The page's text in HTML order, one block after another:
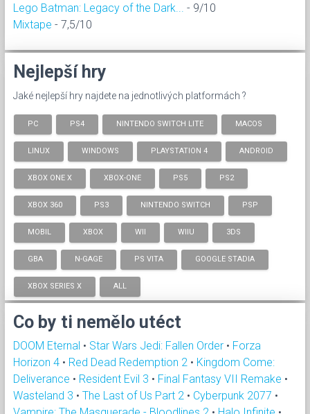
Lego Batman: Legacy of the Dark...
- 9/10
Mixtape - 7,5/10
Nejlepší hry
Jaké nejlepší hry najdete na jednotlivých platformách ?
PC PS4 NINTENDO SWITCH LITE MACOS
LINUX WINDOWS PLAYSTATION 4 ANDROID
XBOX ONE X XBOX-ONE PS5 PS2
XBOX 360 PS3 NINTENDO SWITCH PSP
MOBIL XBOX WII WIIU 3DS
GBA N-GAGE PS VITA GOOGLE STADIA
XBOX SERIES X ALL
Co by ti nemělo utéct
DOOM Eternal • Star Wars Jedi: Fallen Order • Forza
Horizon 4 • Red Dead Redemption 2 • Kingdom Come:
Deliverance • Resident Evil 3 • Final Fantasy VII Remake •
Wasteland 3 • The Last of Us Part 2 • Cyberpunk 2077 •